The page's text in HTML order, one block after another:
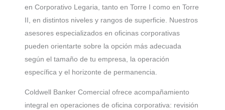
en Corporativo Legaria, tanto en Torre I como en Torre
II, en distintos niveles y rangos de superficie. Nuestros
asesores especializados en oficinas corporativas
pueden orientarte sobre la opción más adecuada
según el tamaño de tu empresa, la operación
específica y el horizonte de permanencia.
Coldwell Banker Comercial ofrece acompañamiento
integral en operaciones de oficina corporativa: revisión